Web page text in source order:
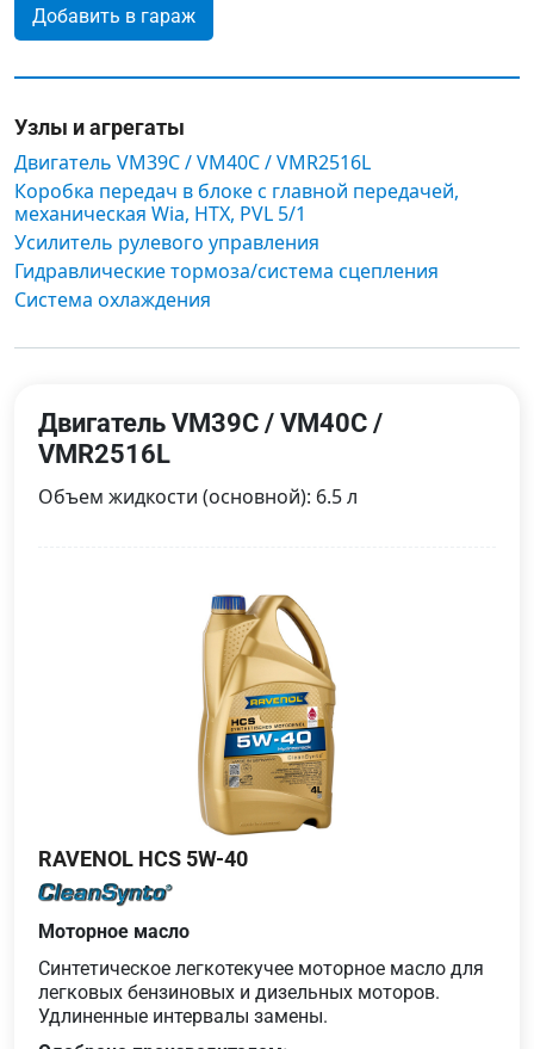
Добавить в гараж
Узлы и агрегаты
Двигатель VM39C / VM40C / VMR2516L
Коробка передач в блоке с главной передачей,
механическая Wia, HTX, PVL 5/1
Усилитель рулевого управления
Гидравлические тормоза/система сцепления
Система охлаждения
Двигатель VM39C / VM40C /
VMR2516L
Объем жидкости (основной): 6.5 л
RAVENOL HCS 5W-40
Моторное масло
Синтетическое легкотекучее моторное масло для
легковых бензиновых и дизельных моторов.
Удлиненные интервалы замены.